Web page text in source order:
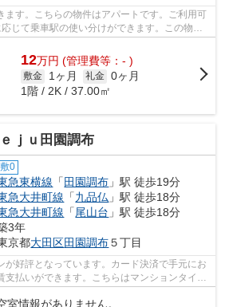
ます。こちらの物件はアパートです。ご利用可
じて乗車駅の使い分けができます。この物件
ています。...
12万円 (管理費等：- )
敷金 1ヶ月 礼金 0ヶ月
1階 / 2K / 37.00㎡
ｊｕ田園調布
敷0
急東横線 「 田園調布 」駅 徒歩19分
急大井町線 「九品仏 」駅 徒歩18分
急大井町線 「尾山台 」駅 徒歩18分
3年
京都大田区田園調布５丁目
が好評となっています。カード決済で手元にお
支払いができます。こちらはマンションタイプ
室情報がありません。